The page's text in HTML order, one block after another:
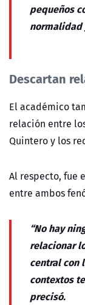
pequeños
normalidad
Descartan
El académico
relación entre
Quintero y los
Al respecto, fue
entre ambos
“No hay
relacionar
central con
contextos
precisó.